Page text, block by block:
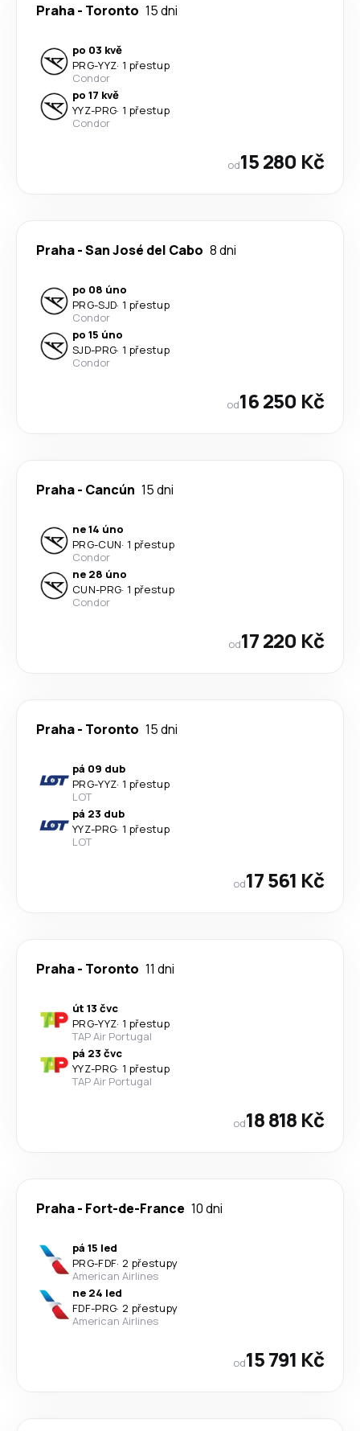
Praha- Toronto 15 dni
po 03 kvě
PRG-YYZ· 1 přestup
Condor
po 17 kvě
YYZ-PRG· 1 přestup
Condor
od15 280 Kč
Praha-San José del Cabo 8 dni
po 08 úno
PRG-SJD· 1 přestup
Condor
po 15 úno
SJD-PRG· 1 přestup
Condor
od16 250 Kč
Praha- Cancún 15 dni
ne 14 úno
PRG-CUN· 1 přestup
Condor
ne 28 úno
CUN-PRG· 1 přestup
Condor
od17 220 Kč
Praha- Toronto 15 dni
pá 09 dub
PRG-YYZ· 1 přestup
LOT
pá 23 dub
YYZ-PRG· 1 přestup
LOT
od17 561 Kč
Praha- Toronto 11 dni
út 13 čvc
PRG-YYZ· 1 přestup
TAP Air Portugal
pá 23 čvc
YYZ-PRG· 1 přestup
TAP Air Portugal
od18 818 Kč
Praha- Fort-de-France 10 dni
pá 15 led
PRG-FDF· 2 přestupy
American Airlines
ne 24 led
FDF-PRG· 2 přestupy
American Airlines
od15 791 Kč